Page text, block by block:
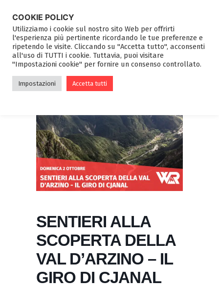
SENTIERI ALLA
SCOPERTA DELLA
VAL D’ARZINO – IL
GIRO DI CJANAL
COOKIE POLICY
Utilizziamo i cookie sul nostro sito Web per offrirti
l'esperienza più pertinente ricordando le tue preferenze e
ripetendo le visite. Cliccando su "Accetta tutto", acconsenti
all'uso di TUTTI i cookie. Tuttavia, puoi visitare
"Impostazioni cookie" per fornire un consenso controllato.
Impostazioni Accetta tutti